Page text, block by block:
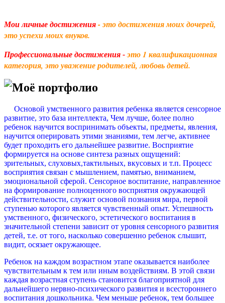
Мои личные достижения - это достижения моих дочерей,
это успехи моих внуков.
Профессиональные достижения -это 1 квалификационная
категория, это уважение родителей, любовь детей.
Моё портфолио
Основой умственного развития ребенка является сенсорное
развитие, это база интеллекта, Чем лучше, более полно
ребенок научится воспринимать объекты, предметы, явления,
научится оперировать этими знаниями, тем легче, активнее
будет проходить его дальнейшее развитие. Восприятие
формируется на основе синтеза разных ощущений:
зрительных, слуховых,тактильных, вкусовых и т.п. Процесс
восприятия связан с мышлением, памятью, вниманием,
эмоциональной сферой. Сенсорное воспитание, направленное
на формирование полноценного восприятия окружающей
действительности, служит основой познания мира, первой
ступенью которого является чувственный опыт. Успешность
умственного, физического, эстетического воспитания в
значительной степени зависит от уровня сенсорного развития
детей, т.е. от того, насколько совершенно ребенок слышит,
видит, осязает окружающее.
Ребенок на каждом возрастном этапе оказывается наиболее
чувствительным к тем или иным воздействиям. В этой связи
каждая возрастная ступень становится благоприятной для
дальнейшего нервно-психического развития и всестороннего
воспитания дошкольника. Чем меньше ребенок, тем большее